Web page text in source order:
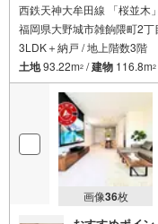
西鉄天神大牟田線 「桜並木
福岡県大野城市雑餉隈町2丁
3LDK＋納戸 / 地上階数3階
土地93.22m2 /建物 116.8m2
画像36枚